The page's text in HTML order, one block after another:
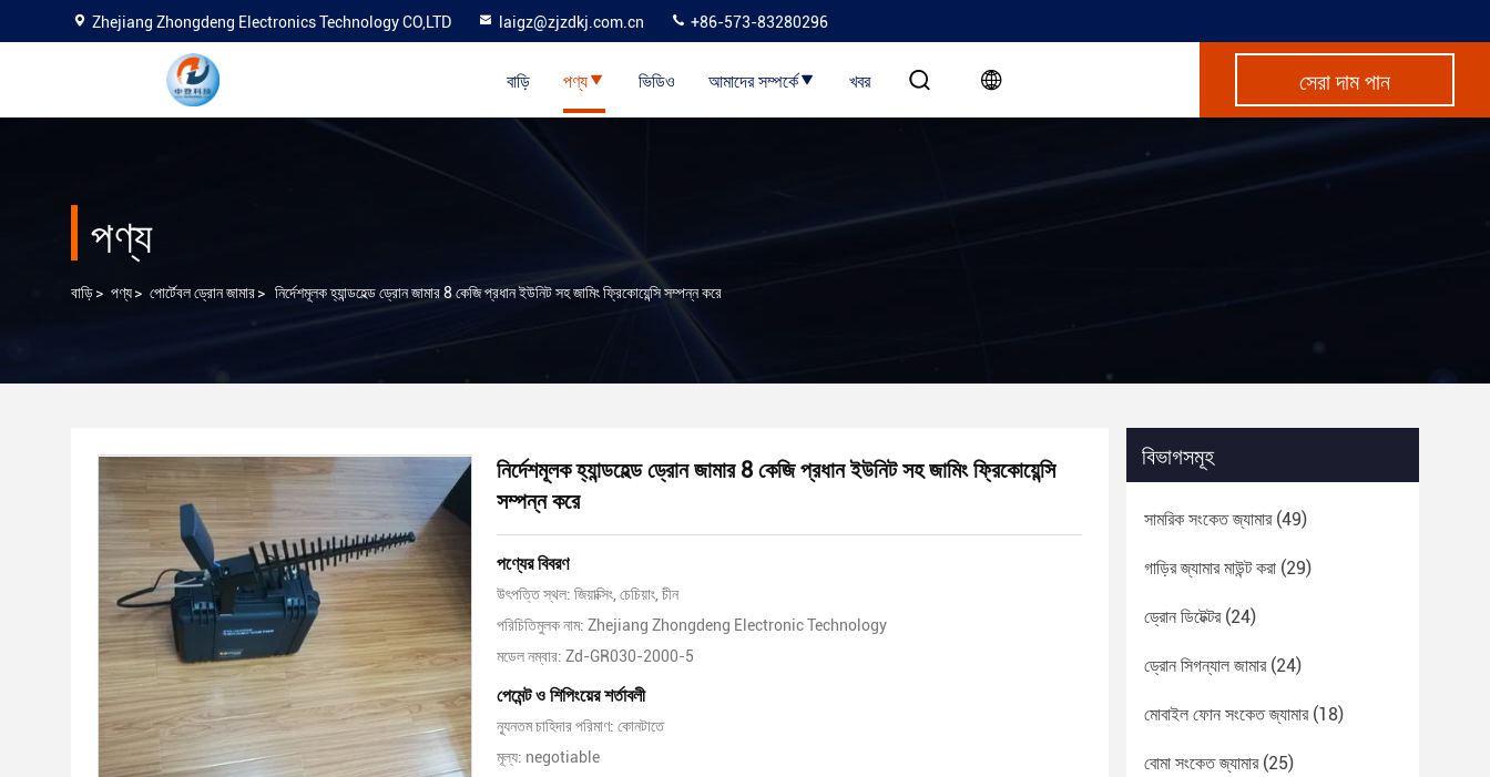
Zhejiang Zhongdeng Electronics Technology CO,LTD laigz@zjzdkj.com.cn +86-573-83280296
বাড়ি পণ্য ভিডিও আমাদের সম্পর্কে খবর সেরা দাম পান
পণ্য
বাড়ি> পণ্য> পোর্টেবল ড্রোন জামার> নির্দেশমূলক হ্যান্ডহেল্ড ড্রোন জামার 8 কেজি প্রধান ইউনিট সহ জামিং ফ্রিকোয়েন্সি সম্পন্ন করে
নির্দেশমূলক হ্যান্ডহেল্ড ড্রোন জামার 8 কেজি প্রধান ইউনিট সহ জামিং ফ্রিকোয়েন্সি
সম্পন্ন করে
পণ্যের বিবরণ
উৎপত্তি স্থল: জিয়াক্সিং, চেচিয়াং, চীন
পরিচিতিমুলক নাম: Zhejiang Zhongdeng Electronic Technology
মডেল নম্বার: Zd-GR030-2000-5
পেমেন্ট ও শিপিংয়ের শর্তাবলী
ন্যূনতম চাহিদার পরিমাণ: কোনটাতে
মূল্য: negotiable
বিভাগসমূহ
সামরিক সংকেত জ্যামার(49)
গাড়ির জ্যামার মাউন্ট করা (29)
ড্রোন ডিটেক্টর(24)
ড্রোন সিগন্যাল জামার(24)
মোবাইল ফোন সংকেত জ্যামার(18)
বোমা সংকেত জ্যামার(25)